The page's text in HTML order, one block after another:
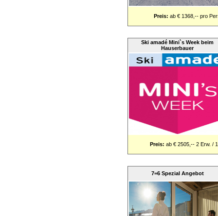
Preis: ab € 1368,-- pro
Ski amadé Mini`s Week beim
Hauserbauer
Preis: ab € 2505,-- 2 Erw. /
7=6 Spezial Angebot